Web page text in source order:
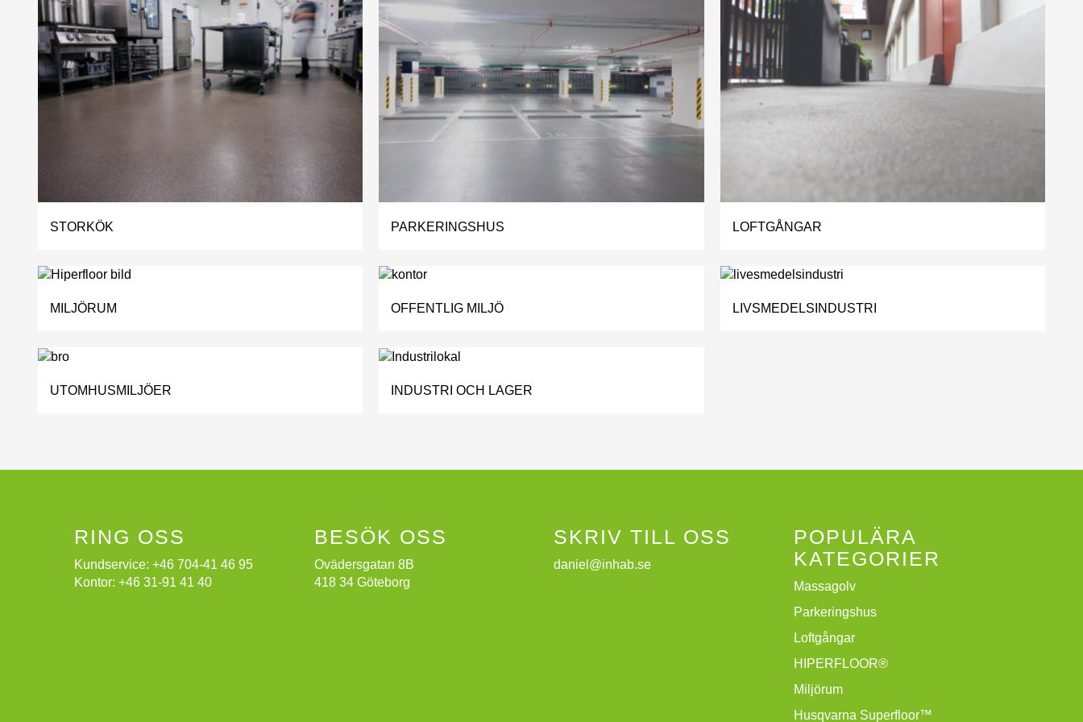
STORKÖK PARKERINGSHUS LOFTGÅNGAR
MILJÖRUM OFFENTLIG MILJÖ LIVSMEDELSINDUSTRI
UTOMHUSMILJÖER INDUSTRI OCH LAGER
RING OSS
Kundservice: +46 704-41 46 95
Kontor: +46 31-91 41 40
BESÖK OSS
Ovädersgatan 8B
418 34 Göteborg
SKRIV TILL OSS
daniel@inhab.se
POPULÄRA
KATEGORIER
Massagolv
Parkeringshus
Loftgångar
HIPERFLOOR®
Miljörum
Husqvarna Superfloor™